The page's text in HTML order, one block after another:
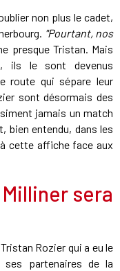
non plus le cadet,
"Pourtant, nos
presque Tristan. Mais
ils le sont devenus
route qui sépare leur
sont désormais des
jamais un match
bien entendu, dans les
cette affiche face aux
sera
Rozier qui a eu le
partenaires de la